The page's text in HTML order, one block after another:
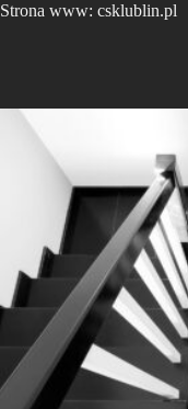
Strona www: csklublin.pl